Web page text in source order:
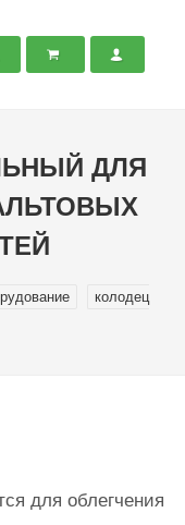
ДЛЯ
колодец
для облегчения